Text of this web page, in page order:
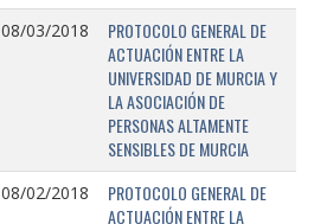
08/03/2018
PROTOCOLO GENERAL DE
ACTUACIÓN ENTRE LA
UNIVERSIDAD DE MURCIA Y
LA ASOCIACIÓN DE
PERSONAS ALTAMENTE
SENSIBLES DE MURCIA
08/02/2018
PROTOCOLO GENERAL DE
ACTUACIÓN ENTRE LA